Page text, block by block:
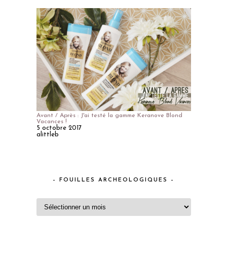
Avant / Après : J'ai testé la gamme Keranove Blond
Vacances !
5 octobre 2017
alittleb
– FOUILLES ARCHEOLOGIQUES –